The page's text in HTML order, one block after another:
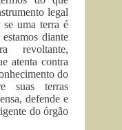
legal
uma terra é
diante
revoltante,
atenta contra
do
suas terras
defende e
do órgão